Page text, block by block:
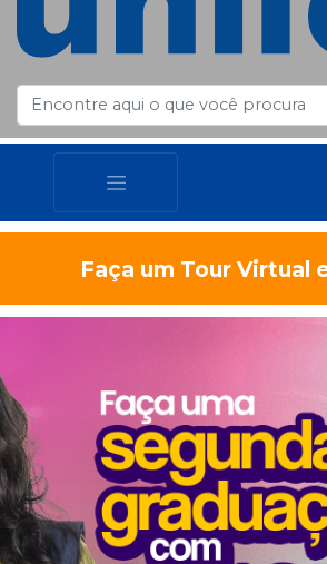
Faça um Tour Virtual